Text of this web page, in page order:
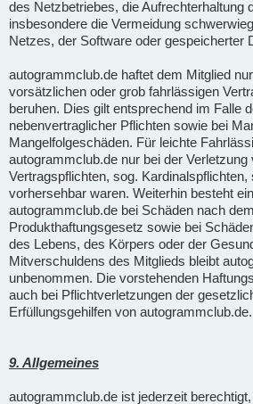
des Netzbetriebes, die Aufrechterhaltung
insbesondere die Vermeidung
Netzes, der Software oder gespeicherter
autogrammclub.de haftet dem Mitglied
vorsätzlichen oder grob fahrlässigen
beruhen. Dies gilt entsprechend im Falle
nebenvertraglicher Pflichten sowie bei
Mangelfolgeschäden. Für leichte
autogrammclub.de nur bei der
Vertragspflichten, sog.
vorhersehbar waren. Weiterhin besteht
autogrammclub.de bei Schäden nach dem
Produkthaftungsgesetz sowie bei
des Lebens, des Körpers oder der
Mitverschuldens des Mitglieds bleibt
unbenommen. Die vorstehenden
auch bei Pflichtverletzungen der
Erfüllungsgehilfen von autogrammclub.de.
9. Allgemeines
autogrammclub.de ist jederzeit